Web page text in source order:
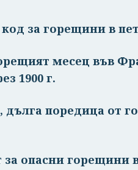
за горещини в
месец във
1900 г.
дълга поредица от
опасни горещини